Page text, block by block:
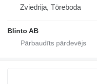
Zviedrija, Töreboda
Blinto AB